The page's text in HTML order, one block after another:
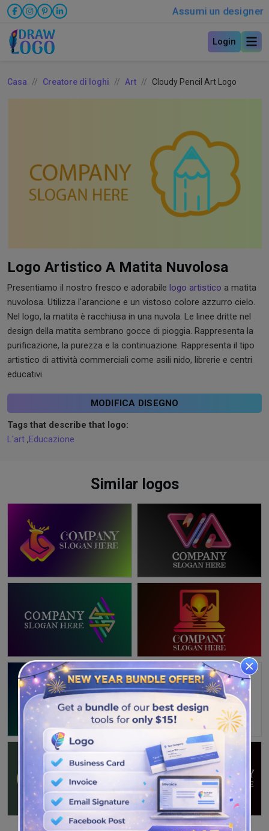
Assumi un designer
Login
Casa Creatore di loghi Art Cloudy Pencil Art Logo
Logo Artistico A Matita Nuvolosa
Presentiamo il nostro fresco e adorabile logo artistico a matita
nuvolosa. Utilizza l'arancione e un vistoso colore azzurro cielo.
Nel logo, la matita è racchiusa in una nuvola. Le linee dritte nel
design della matita sembrano gocce di pioggia. Rappresenta la
purificazione, la purezza e la continuazione. Rappresenta il tipo
artistico di attività commerciali come asili nido, librerie e centri
educativi.
MODIFICA DISEGNO
Tags that describe that logo:
L'art ,Educazione
Similar logos